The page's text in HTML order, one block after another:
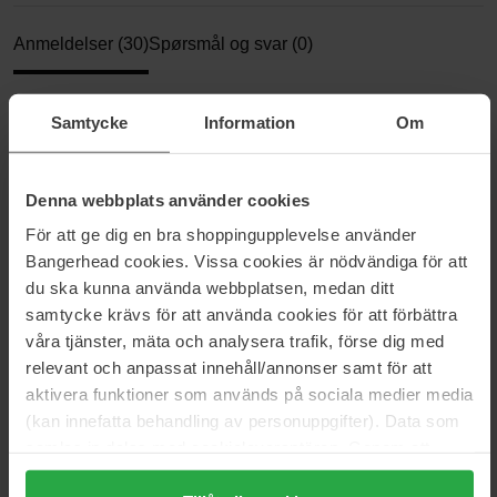
Samtycke Information Om
Denna webbplats använder cookies
För att ge dig en bra shoppingupplevelse använder
Bangerhead cookies. Vissa cookies är nödvändiga för att
du ska kunna använda webbplatsen, medan ditt
samtycke krävs för att använda cookies för att förbättra
våra tjänster, mäta och analysera trafik, förse dig med
relevant och anpassat innehåll/annonser samt för att
aktivera funktioner som används på sociala medier media
(kan innefatta behandling av personuppgifter). Data som
trycka på "Tillåt alla cookies" accepterar du alla cookies,
Anmeldelser (30)Spørsmål og svar (0)
4.5
Basert på 30 anmeldelser
63%
10%
0%
Gir masse fukt og man får ett fresht look!